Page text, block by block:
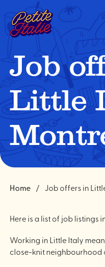
navigation
Job
Little
Home Job offers in
Here is a list of job listings
Working in Little Italy
close-knit neighbourhood